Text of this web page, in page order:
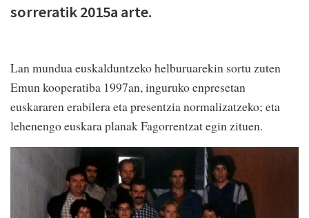
sorreratik 2015a arte.
Lan mundua euskalduntzeko helburuarekin sortu zuten
Emun kooperatiba 1997an, inguruko enpresetan
euskararen erabilera eta presentzia normalizatzeko; eta
lehenengo euskara planak Fagorrentzat egin zituen.